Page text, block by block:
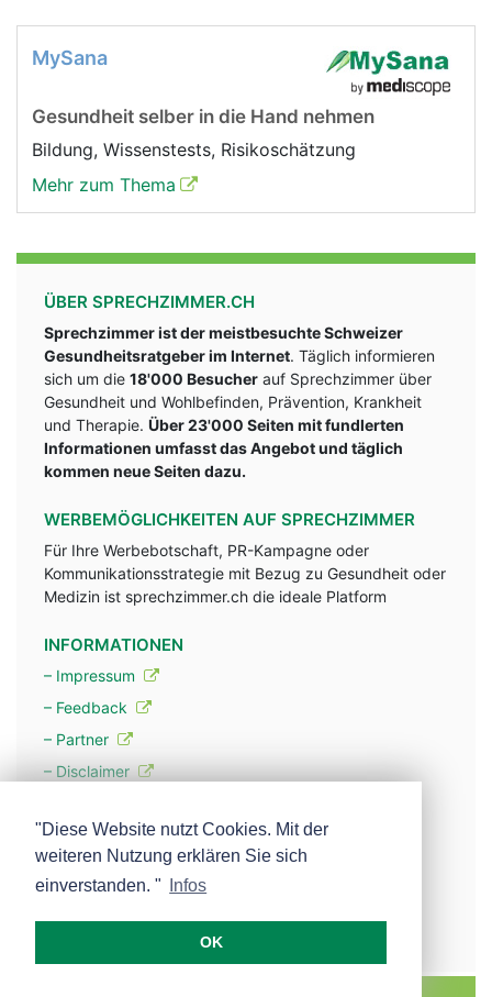
MySana
Gesundheit selber in die Hand nehmen
Bildung, Wissenstests, Risikoschätzung
Mehr zum Thema
ÜBER SPRECHZIMMER.CH
Sprechzimmer ist der meistbesuchte Schweizer
Gesundheitsratgeber im Internet. Täglich informieren
sich um die 18'000 Besucher auf Sprechzimmer über
Gesundheit und Wohlbefinden, Prävention, Krankheit
und Therapie. Über 23'000 Seiten mit fundlerten
Informationen umfasst das Angebot und täglich
kommen neue Seiten dazu.
WERBEMÖGLICHKEITEN AUF SPRECHZIMMER
Für Ihre Werbebotschaft, PR-Kampagne oder
Kommunikationsstrategie mit Bezug zu Gesundheit oder
Medizin ist sprechzimmer.ch die ideale Platform
INFORMATIONEN
– Impressum
– Feedback
– Partner
– Disclaimer
– Werbung
– Mehr über unsere Experten
"Diese Website nutzt Cookies. Mit der
weiteren Nutzung erklären Sie sich
einverstanden. "
Infos
OK